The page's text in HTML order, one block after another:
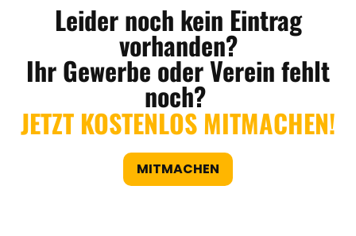
Leider noch kein Eintrag
vorhanden?
Ihr Gewerbe oder Verein fehlt
noch?
JETZT KOSTENLOS MITMACHEN!
MITMACHEN